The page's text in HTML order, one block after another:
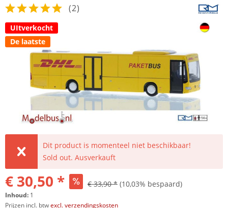
(2)
UItverkocht
De laatste
Dit product is momenteel niet beschikbaar!
Sold out. Ausverkauft
€ 30,50 * € 33,90 * (10,03% bespaard)
Inhoud: 1
Prijzen incl. btwexcl. verzendingskosten